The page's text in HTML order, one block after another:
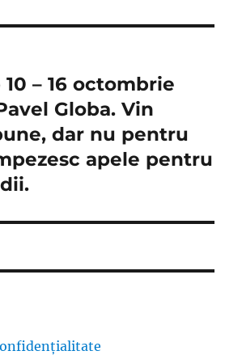
– 16 octombrie
Globa. Vin
dar nu pentru
apele pentru